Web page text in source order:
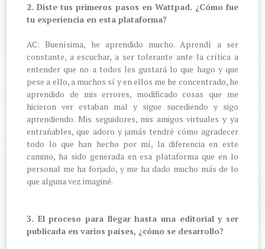
2. Diste tus primeros pasos en Wattpad. ¿Cómo fue
tu experiencia en esta plataforma?
AC: Buenísima, he aprendido mucho. Aprendí a ser
constante, a escuchar, a ser tolerante ante la crítica a
entender que no a todos les gustará lo que hago y que
pese a ello, a muchos sí y en ellos me he concentrado, he
aprendido de mis errores, modificado cosas que me
hicieron ver estaban mal y sigue sucediendo y sigo
aprendiendo. Mis seguidores, mis amigos virtuales y ya
entrañables, que adoro y jamás tendré cómo agradecer
todo lo que han hecho por mí, la diferencia en este
camino, ha sido generada en esa plataforma que en lo
personal me ha forjado, y me ha dado mucho más de lo
que alguna vez imaginé.
3. El proceso para llegar hasta una editorial y ser
publicada en varios países, ¿cómo se desarrollo?